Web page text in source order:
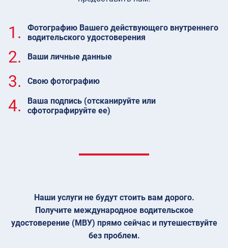
1.
Фотографию Вашего действующего внутреннего
водительского удостоверения
2. Ваши личные данные
3. Свою фотографию
4.
Ваша подпись (отсканируйте или
сфотографируйте ее)
Наши услуги не будут стоить вам дорого.
Получите международное водительское
удостоверение (МВУ) прямо сейчас и путешествуйте
без проблем.